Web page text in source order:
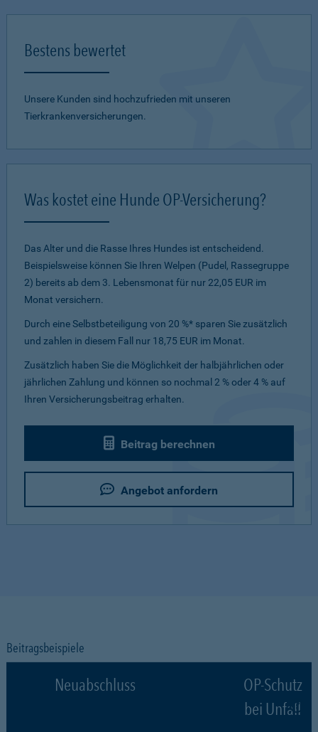
Bestens bewertet
Unsere Kunden sind hochzufrieden mit unseren
Tierkrankenversicherungen.
Was kostet eine Hunde OP-Versicherung?
Das Alter und die Rasse Ihres Hundes ist entscheidend.
Beispielsweise können Sie Ihren Welpen (Pudel, Rassegruppe
2) bereits ab dem 3. Lebensmonat für nur 22,05 EUR im
Monat versichern.
Durch eine Selbstbeteiligung von 20 %* sparen Sie zusätzlich
und zahlen in diesem Fall nur 18,75 EUR im Monat.
Zusätzlich haben Sie die Möglichkeit der halbjährlichen oder
jährlichen Zahlung und können so nochmal 2 % oder 4 % auf
Ihren Versicherungsbeitrag erhalten.
Beitrag berechnen
Angebot anfordern
Beitragsbeispiele
Neuabschluss
OP-Schutz
bei Unfall